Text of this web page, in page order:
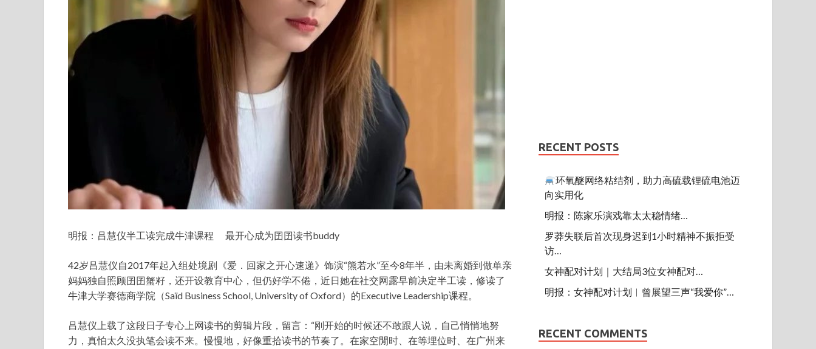
明报：吕慧仪半工读完成牛津课程 最开心成为囝囝读书buddy
42岁吕慧仪自2017年起入组处境剧《爱．回家之开心速递》饰演“熊若水”至今8年半，由未离婚到做单亲
妈妈独自照顾囝囝蟹籽，还开设教育中心，但仍好学不倦，近日她在社交网露早前决定半工读，修读了
牛津大学赛德商学院（Saïd Business School, University of Oxford）的Executive Leadership课程。
吕慧仪上载了这段日子专心上网读书的剪辑片段，留言：“刚开始的时候还不敢跟人说，自己悄悄地努
力，真怕太久没执笔会读不来。慢慢地，好像重拾读书的节奏了。在家空閒时、在等埋位时、在广州来
RECENT POSTS
环氧醚网络粘结剂，助力高硫载锂硫电池迈
向实用化
明报：陈家乐演戏靠太太稳情绪…
罗莽失联后首次现身迟到1小时精神不振拒受
访…
女神配对计划｜大结局3位女神配对…
明报：女神配对计划︱曾展望三声“我爱你”…
RECENT COMMENTS